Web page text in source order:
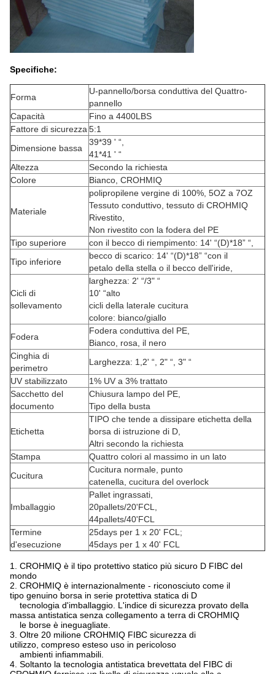
Specifiche:
Forma
U-pannello/borsa conduttiva del Quattro-
pannello
Capacità
Fino a 4400LBS
Fattore di sicurezza 5:1
Dimensione bassa
39*39 ' “,
41*41 ' “
Altezza
Secondo la richiesta
Colore
Bianco, CROHMIQ
Materiale
polipropilene vergine di 100%, 5OZ a 7OZ
Tessuto conduttivo, tessuto di CROHMIQ
Rivestito,
Non rivestito con la fodera del PE
Tipo superiore
con il becco di riempimento: 14' “(D)*18” “,
Tipo inferiore
becco di scarico: 14' “(D)*18” “con il
petalo della stella o il becco dell'iride,
Cicli di
sollevamento
larghezza: 2' “/3" “
10' “alto
cicli della laterale cucitura
colore: bianco/giallo
Fodera
Fodera conduttiva del PE,
Bianco, rosa, il nero
Cinghia di
perimetro
Larghezza: 1,2' “, 2" “, 3" “
UV stabilizzato
1% UV a 3% trattato
Sacchetto del
documento
Chiusura lampo del PE,
Tipo della busta
Etichetta
TIPO che tende a dissipare etichetta della
borsa di istruzione di D,
Altri secondo la richiesta
Stampa
Quattro colori al massimo in un lato
Cucitura
Cucitura normale, punto
catenella, cucitura del overlock
Imballaggio
Pallet ingrassati,
20pallets/20'FCL,
44pallets/40'FCL
Termine
d'esecuzione
25days per 1 x 20' FCL;
45days per 1 x 40' FCL
1. CROHMIQ è il tipo protettivo statico più sicuro D FIBC del
mondo
2. CROHMIQ è internazionalmente - riconosciuto come il
tipo genuino borsa in serie protettiva statica di D
tecnologia d'imballaggio. L'indice di sicurezza provato della
massa antistatica senza collegamento a terra di CROHMIQ
le borse è ineguagliate.
3. Oltre 20 milione CROHMIQ FIBC sicurezza di
utilizzo, compreso esteso uso in pericoloso
ambienti infiammabili.
4. Soltanto la tecnologia antistatica brevettata del FIBC di